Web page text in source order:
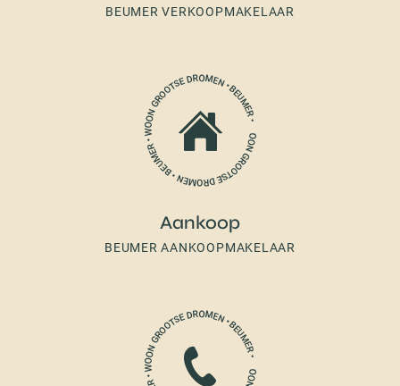
BEUMER VERKOOPMAKELAAR
Aankoop
BEUMER AANKOOPMAKELAAR